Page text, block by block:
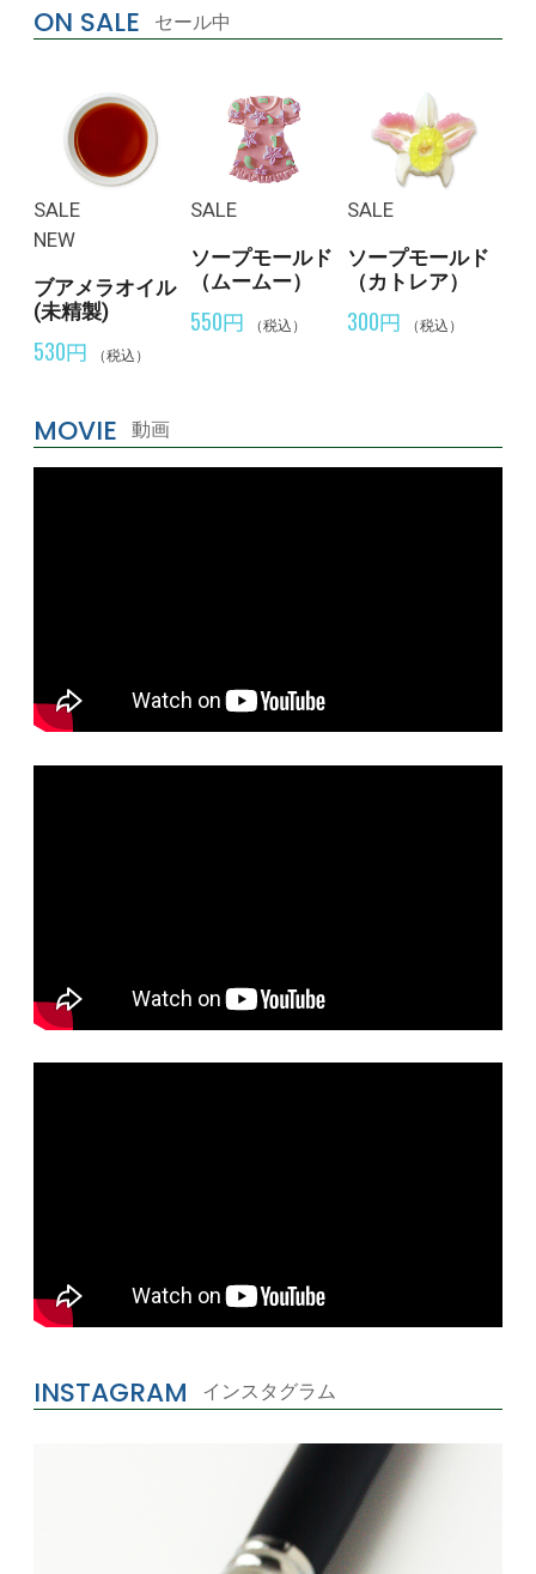
ON SALE セール中
SALE
NEW
ブアメラオイル
(未精製)
530円 （税込）
SALE
ソープモールド
（ムームー）
550円 （税込）
SALE
ソープモールド
（カトレア）
300円 （税込）
MOVIE 動画
INSTAGRAM インスタグラム